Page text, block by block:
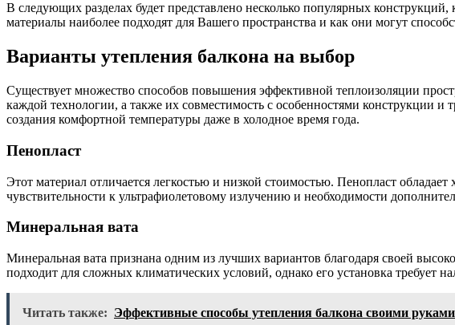
В следующих разделах будет представлено несколько популярных
материалы наиболее подходят для Вашего пространства и как они могут
Варианты утепления балкона на выбор
Существует множество способов повышения эффективной теплоизоляции
каждой технологии, а также их совместимость с особенностями конструкции
создания комфортной температуры даже в холодное время года.
Пенопласт
Этот материал отличается легкостью и низкой стоимостью. Пенопласт
чувствительности к ультрафиолетовому излучению и необходимости
Минеральная вата
Минеральная вата признана одним из лучших вариантов благодаря своей
подходит для сложных климатических условий, однако его установка требует
Читать также: Эффективные способы утепления балкона своими руками